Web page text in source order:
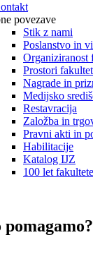
povezave
Stik z nami
Poslanstvo in
Organiziranost
Prostori
Nagrade in
Medijsko
Restavracija
Založba in
Pravni akti in
Habilitacije
Katalog IJZ
100 let fakultete